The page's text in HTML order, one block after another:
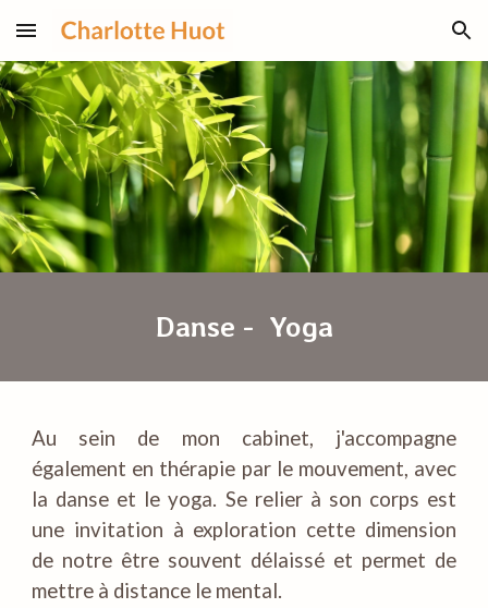
Skip to main content Skip to navigation
Danse - Yoga
Au sein de mon cabinet, j'accompagne
également en thérapie par le mouvement, avec
la danse et le yoga. Se relier à son corps est
une invitation à exploration cette dimension
de notre être souvent délaissé et permet de
mettre à distance le mental.